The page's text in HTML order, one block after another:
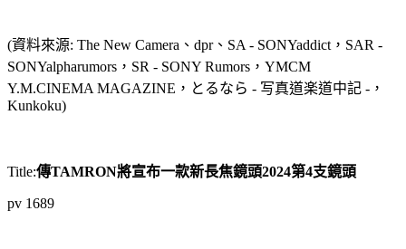
(資料來源: The New Camera、dpr、SA - SONYaddict，SAR -
SONYalpharumors，SR - SONY Rumors，YMCM
Y.M.CINEMA MAGAZINE，とるなら - 写真道楽道中記 -，
Kunkoku)
Title:傳TAMRON將宣布一款新長焦鏡頭2024第4支鏡頭
pv 1689